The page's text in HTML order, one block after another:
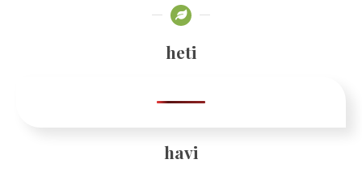
heti
havi